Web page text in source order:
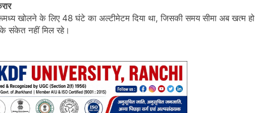
खोलने के लिए 48 घंटे का अल्टीमेटम दिया था, जिसकी समय सीमा अब खत्म हो
संकेत नहीं मिल रहे।